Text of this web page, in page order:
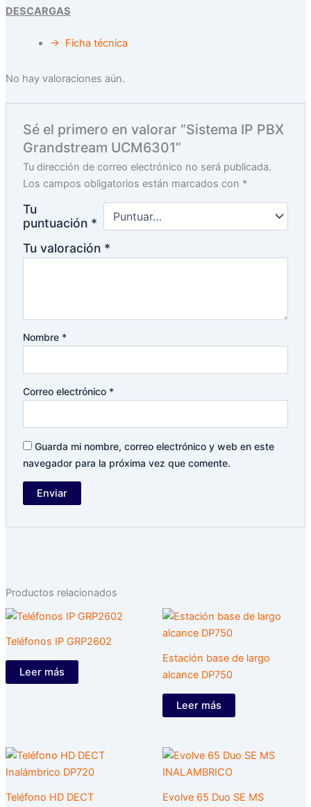
DESCARGAS
→ Ficha técnica
No hay valoraciones aún.
Sé el primero en valorar “Sistema IP PBX
Grandstream UCM6301”
Tu dirección de correo electrónico no será publicada.
Los campos obligatorios están marcados con *
Tu
puntuación *
Tu valoración *
Nombre *
Correo electrónico *
Guarda mi nombre, correo electrónico y web en este
navegador para la próxima vez que comente.
Productos relacionados
Teléfonos IP GRP2602
Leer más
Estación base de largo
alcance DP750
Leer más
Teléfono HD DECT
Evolve 65 Duo SE MS